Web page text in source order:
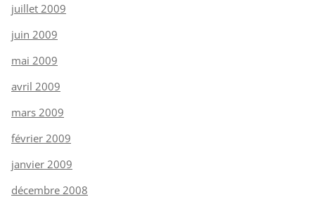
juillet 2009
juin 2009
mai 2009
avril 2009
mars 2009
février 2009
janvier 2009
décembre 2008